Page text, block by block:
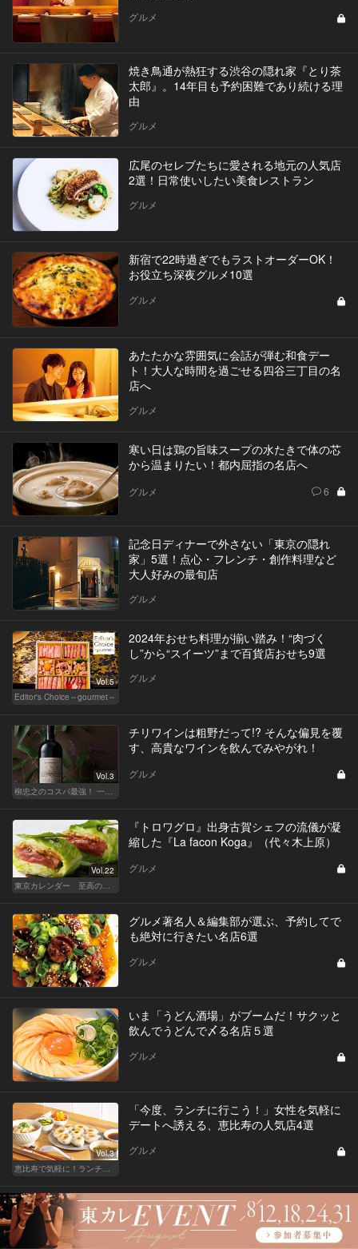
グルメ
焼き鳥通が熱狂する渋谷の隠れ家『とり茶
太郎』。14年目も予約困難であり続ける理
由
グルメ
広尾のセレブたちに愛される地元の人気店
2選！日常使いしたい美食レストラン
グルメ
新宿で22時過ぎでもラストオーダーOK！
お役立ち深夜グルメ10選
グルメ
あたたかな雰囲気に会話が弾む和食デー
ト！大人な時間を過ごせる四谷三丁目の名
店へ
グルメ
寒い日は鶏の旨味スープの水たきで体の芯
から温まりたい！都内屈指の名店へ
グルメ 6
記念日ディナーで外さない「東京の隠れ
家」5選！点心・フレンチ・創作料理など
大人好みの最旬店
グルメ
Vol.5
Editor's Choice～gourmet～
2024年おせち料理が揃い踏み！“肉づく
し”から“スイーツ”まで百貨店おせち9選
グルメ
Vol.3
柳忠之のコスパ最強！ 一目おかれる、お値打ちワイン
チリワインは粗野だって!? そんな偏見を覆
す、高貴なワインを飲んでみやがれ！
グルメ
Vol.22
東京カレンダー 至高の名店シリーズ
『トロワグロ』出身古賀シェフの流儀が凝
縮した『La facon Koga』（代々木上原）
グルメ
グルメ著名人＆編集部が選ぶ、予約してで
も絶対に行きたい名店6選
グルメ
いま「うどん酒場」がブームだ！サクッと
飲んでうどんで〆る名店５選
グルメ
Vol.3
恵比寿で気軽に！ランチデート
「今度、ランチに行こう！」女性を気軽に
デートへ誘える、恵比寿の人気店4選
グルメ
大人の“ヌン活”はホテルのバーで♡最新ア
フタヌーンティー情報をお届け！
グルメ